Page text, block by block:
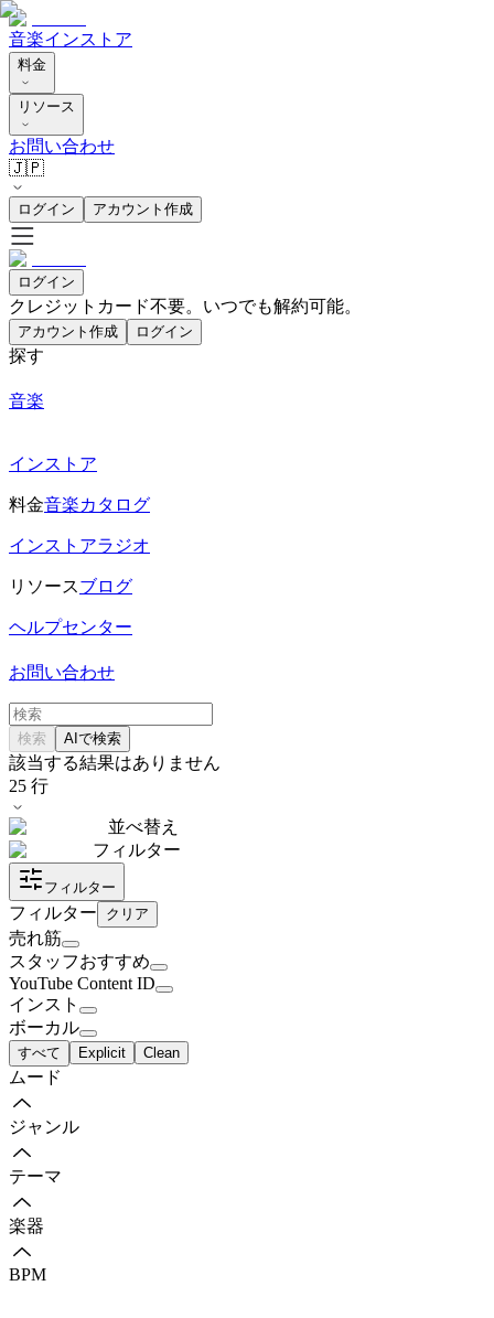
音楽インストア
料金
リソース
お問い合わせ
🇯🇵
ログイン アカウント作成
ログイン
クレジットカード不要。いつでも解約可能。
アカウント作成 ログイン
探す
音楽
インストア
料金音楽カタログ
インストアラジオ
リソースブログ
ヘルプセンター
お問い合わせ
検索 AIで検索
該当する結果はありません
25 行
並べ替え
フィルター
フィルター
フィルター クリア
売れ筋
スタッフおすすめ
YouTube Content ID
インスト
ボーカル
すべて Explicit Clean
ムード
ジャンル
テーマ
楽器
BPM